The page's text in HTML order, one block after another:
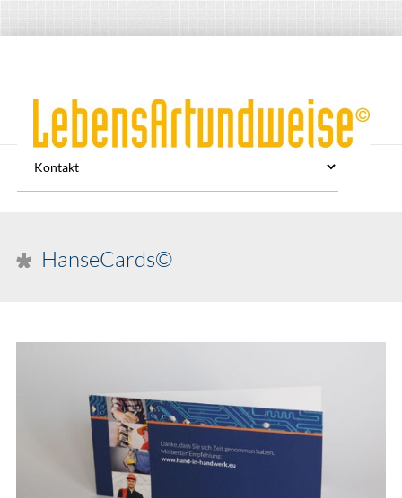
HanseCards©